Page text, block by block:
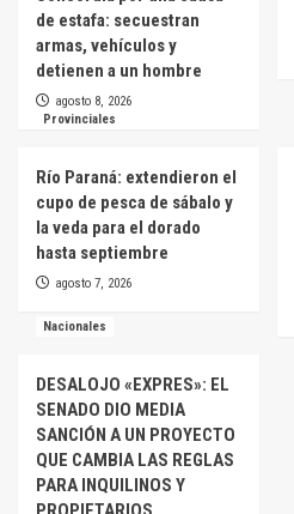
de estafa: secuestran
armas, vehículos y
detienen a un hombre
agosto 8, 2026
Provinciales
Río Paraná: extendieron el
cupo de pesca de sábalo y
la veda para el dorado
hasta septiembre
agosto 7, 2026
Nacionales
DESALOJO «EXPRES»: EL
SENADO DIO MEDIA
SANCIÓN A UN PROYECTO
QUE CAMBIA LAS REGLAS
PARA INQUILINOS Y